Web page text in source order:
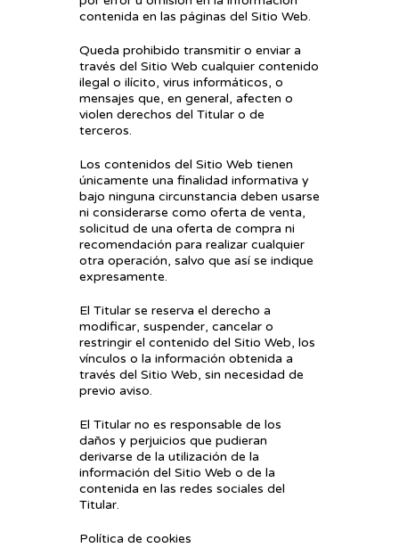
contenida en las páginas del Sitio Web.
Queda prohibido transmitir o enviar a
través del Sitio Web cualquier contenido
ilegal o ilícito, virus informáticos, o
mensajes que, en general, afecten o
violen derechos del Titular o de
terceros.
Los contenidos del Sitio Web tienen
únicamente una finalidad informativa y
bajo ninguna circunstancia deben usarse
ni considerarse como oferta de venta,
solicitud de una oferta de compra ni
recomendación para realizar cualquier
otra operación, salvo que así se indique
expresamente.
El Titular se reserva el derecho a
modificar, suspender, cancelar o
restringir el contenido del Sitio Web, los
vínculos o la información obtenida a
través del Sitio Web, sin necesidad de
previo aviso.
El Titular no es responsable de los
daños y perjuicios que pudieran
derivarse de la utilización de la
información del Sitio Web o de la
contenida en las redes sociales del
Titular.
Política de cookies